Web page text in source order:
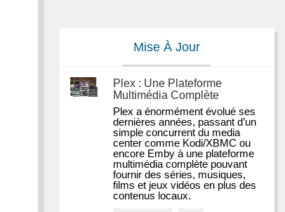
Mise À Jour
Plex : Une Plateforme
Multimédia Complète
Plex a énormément évolué ses
dernières années, passant d’un
simple concurrent du media
center comme Kodi/XBMC ou
encore Emby à une plateforme
multimédia complète pouvant
fournir des séries, musiques,
films et jeux vidéos en plus des
contenus locaux.